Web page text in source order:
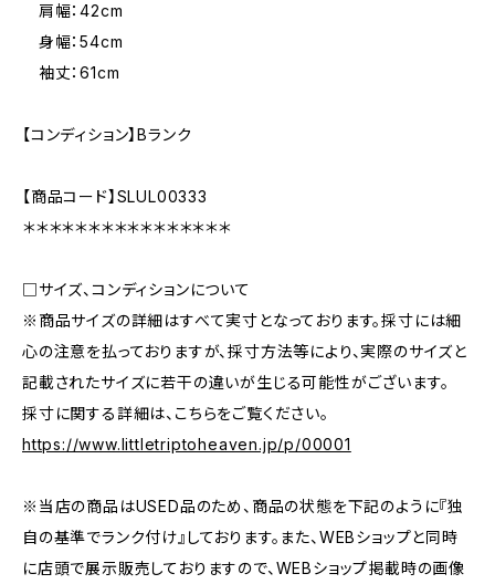
肩幅：42cm
身幅：54cm
袖丈：61cm
【コンディション】Bランク
【商品コード】SLUL00333
＊＊＊＊＊＊＊＊＊＊＊＊＊＊＊＊
□サイズ、コンディションについて
※商品サイズの詳細はすべて実寸となっております。採寸には細
心の注意を払っておりますが、採寸方法等により、実際のサイズと
記載されたサイズに若干の違いが生じる可能性がございます。
採寸に関する詳細は、こちらをご覧ください。
https://www.littletriptoheaven.jp/p/00001
※当店の商品はUSED品のため、商品の状態を下記のように『独
自の基準でランク付け』しております。また、WEBショップと同時
に店頭で展示販売しておりますので、WEBショップ掲載時の画像